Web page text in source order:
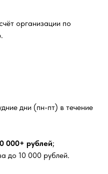
организации по
дни (пн-пт) в течение
000+ рублей;
до 10 000 рублей.